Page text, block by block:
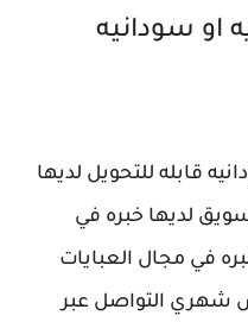
سودانيه
قابله للتحويل لديها
لديها خبره في
في مجال العبايات
بونص شهري التواصل عبر